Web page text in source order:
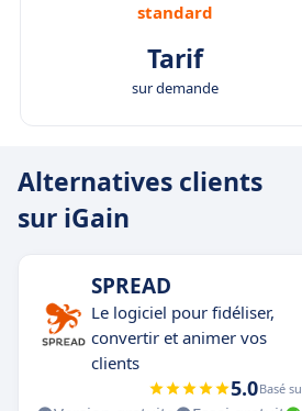
standard
Tarif
sur demande
Alternatives clients
sur iGain
SPREAD
Le logiciel pour fidéliser,
convertir et animer vos
clients
5.0Basé